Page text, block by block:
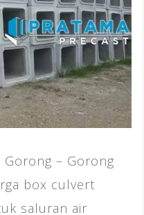
– Gorong
box culvert
saluran air